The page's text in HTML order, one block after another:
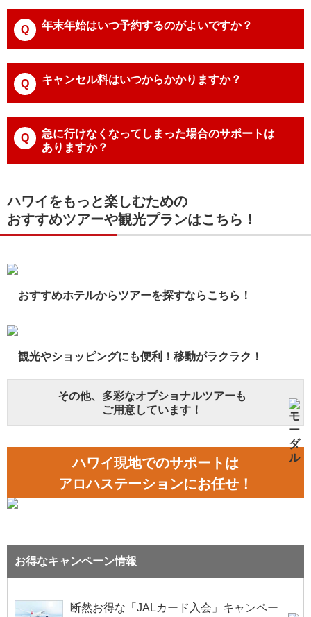
年末年始はいつ予約するのがよいですか？
キャンセル料はいつからかかりますか？
急に行けなくなってしまった場合のサポートは
ありますか？
ハワイをもっと楽しむための
おすすめツアーや観光プランはこちら！
おすすめホテルからツアーを探すならこちら！
観光やショッピングにも便利！移動がラクラク！
その他、多彩なオプショナルツアーも
ご用意しています！
ハワイ現地でのサポートは
アロハステーションにお任せ！
お得なキャンペーン情報
断然お得な「JALカード入会」キャンペー